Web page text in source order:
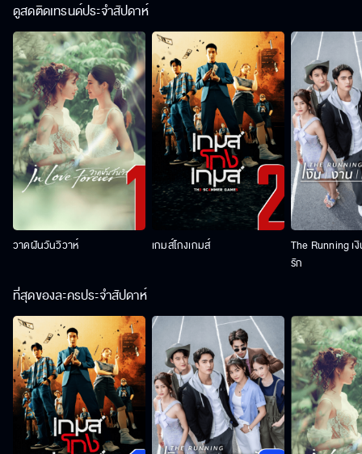
ดูสดติดเทรนด์ประจำสัปดาห์
วาดฝันวันวิวาห์ เกมส์โกงเกมส์
The Running เ
รัก
ที่สุดของละครประจำสัปดาห์